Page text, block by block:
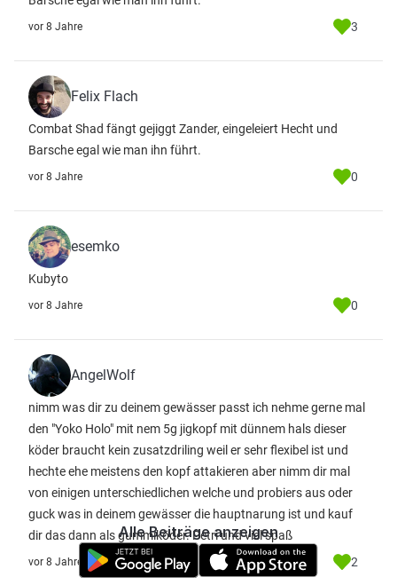
vor 8 Jahre 3
Felix Flach
Combat Shad fängt gejiggt Zander, eingeleiert Hecht und
Barsche egal wie man ihn führt.
vor 8 Jahre 0
esemko
Kubyto
vor 8 Jahre 0
AngelWolf
nimm was dir zu deinem gewässer passt ich nehme gerne mal
den "Yoko Holo" mit nem 5g jigkopf mit dünnem hals dieser
köder braucht kein zusatzdriling weil er sehr flexibel ist und
hechte ehe meistens den kopf attakieren aber nimm dir mal
von einigen unterschiedlichen welche und probiers aus oder
guck was in deinem gewässer die hauptnarung ist und kauf
dir das dann als gummiköder. Petri und viel spaß
vor 8 Jahre 2
Alle Beiträge anzeigen